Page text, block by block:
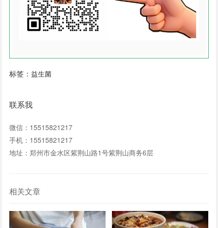
标签：益生菌
联系我
微信：15515821217
手机：15515821217
地址：郑州市金水区紫荆山路1号紫荆山商务6层
相关文章